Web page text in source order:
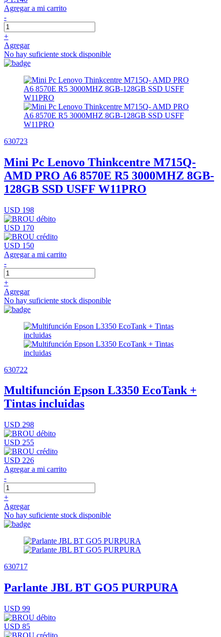
Agregar a mi carrito
-
+
Agregar
No hay suficiente stock disponible
630723
Mini Pc Lenovo Thinkcentre M715Q-
AMD PRO A6 8570E R5 3000MHZ 8GB-
128GB SSD USFF W11PRO
USD 198
USD 170
USD 150
Agregar a mi carrito
-
+
Agregar
No hay suficiente stock disponible
630722
Multifunción Epson L3350 EcoTank +
Tintas incluidas
USD 298
USD 255
USD 226
Agregar a mi carrito
-
+
Agregar
No hay suficiente stock disponible
630717
Parlante JBL BT GO5 PURPURA
USD 99
USD 85